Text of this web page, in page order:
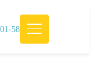
58